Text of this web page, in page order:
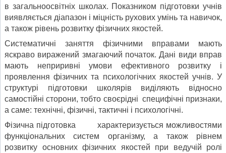
в загальноосвітніх школах. Показником підготовки учнів
виявляється діапазон і міцність рухових умінь та навичок,
а також рівень розвитку фізичних якостей.
Систематичні заняття фізичними вправами мають
яскраво виражений змагаючий початок. Дані види вправ
мають неприривні умови ефективного розвитку і
проявлення фізичних та психологічних якостей учнів. У
структурі підготовки школярів виділяють відносно
самостійні сторони, тобто своєрідні специфічні признаки,
а саме: технічні, фізичні, тактичні і психологічні.
Фізична підготовка характеризується можливостями
функціональних систем організму, а також рівнем
розвитку основних фізичних якостей при ведучій ролі